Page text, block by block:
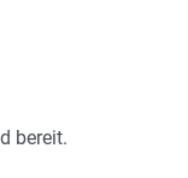
bereit.